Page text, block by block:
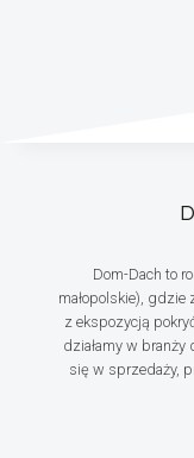
Dom-Dach to
małopolskie),
z ekspozycją
działamy w branży
się w sprzedaży,